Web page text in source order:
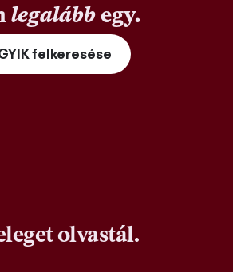
legalábbegy.
felkeresése
olvastál.